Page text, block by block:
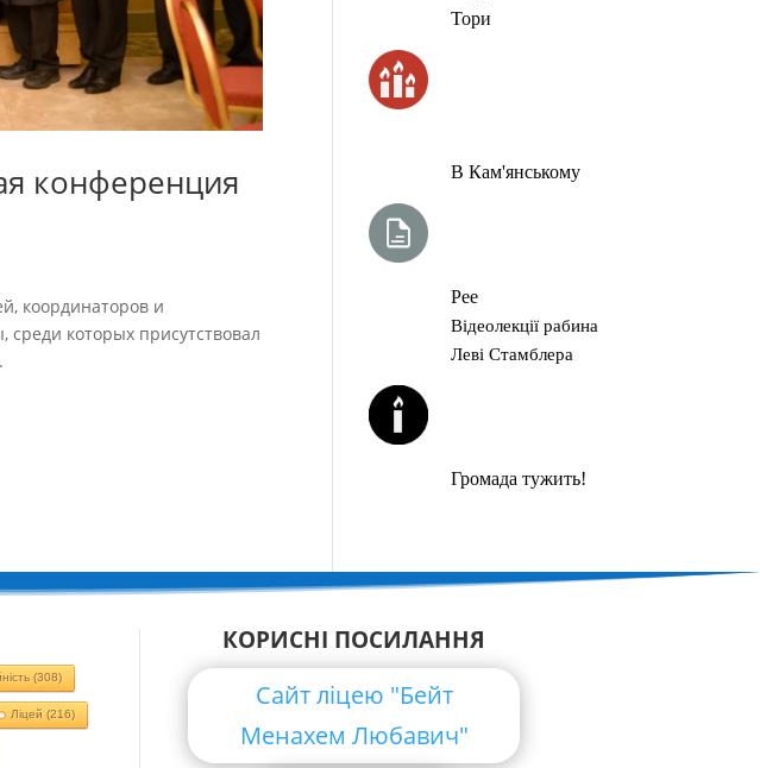
конференция
координаторов и
которых присутствовал
Тори
В Кам'янському
Рее
Відеолекції рабина
Леві Стамблера
Громада тужить!
(308)
Ліцей (216)
КОРИСНІ ПОСИЛАННЯ
Сайт ліцею "Бейт
Менахем Любавич"